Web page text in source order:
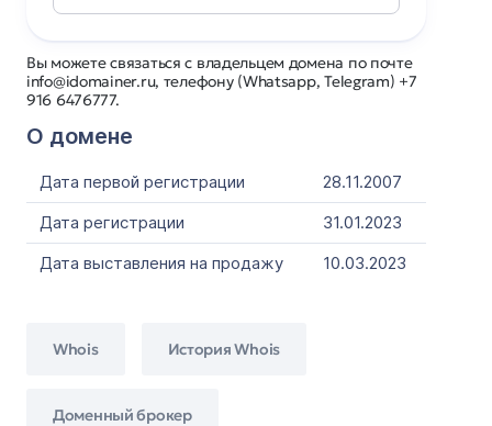
Вы можете связаться с владельцем домена по почте
info@idomainer.ru, телефону (Whatsapp, Telegram) +7
916 6476777.
О домене
Дата первой регистрации
28.11.2007
Дата регистрации
31.01.2023
Дата выставления на продажу
10.03.2023
Whois История Whois
Доменный брокер